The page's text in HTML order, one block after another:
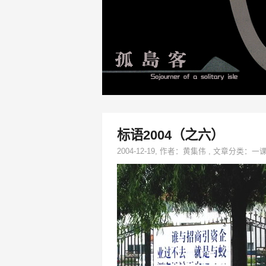
标语2004（之六）
2004-12-19, 作者： 黄集伟 , 文章分类： 一